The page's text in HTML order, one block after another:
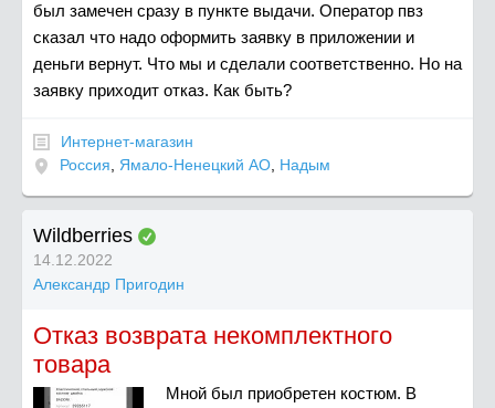
был замечен сразу в пункте выдачи. Оператор пвз
сказал что надо оформить заявку в приложении и
деньги вернут. Что мы и сделали соответственно. Но на
заявку приходит отказ. Как быть?
Интернет-магазин
Россия, Ямало-Ненецкий АО, Надым
Wildberries
14.12.2022
Александр Пригодин
Отказ возврата некомплектного
товара
Мной был приобретен костюм. В